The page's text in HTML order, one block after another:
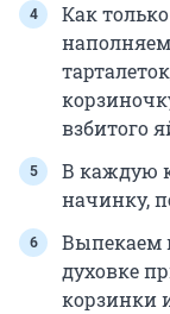
Как
взбитого
В каждую
начинку,
Выпекаем
духовке
корзинки